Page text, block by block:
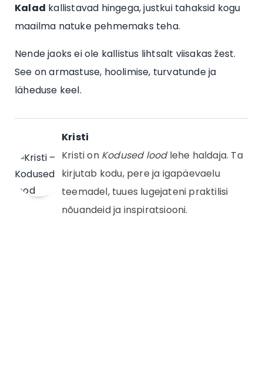
Kalad kallistavad hingega, justkui tahaksid kogu
maailma natuke pehmemaks teha.
Nende jaoks ei ole kallistus lihtsalt viisakas žest.
See on armastuse, hoolimise, turvatunde ja
läheduse keel.
Kristi
Kristi on Kodused loodlehe haldaja. Ta
kirjutab kodu, pere ja igapäevaelu
teemadel, tuues lugejateni praktilisi
nõuandeid ja inspiratsiooni.